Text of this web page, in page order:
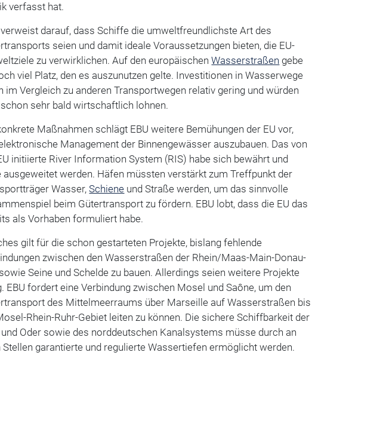
verfasst hat.
verweist darauf, dass Schiffe die umweltfreundlichste Art des
seien und damit ideale Voraussetzungen bieten, die EU-
zu verwirklichen. Auf den europäischenWasserstraßen gebe
viel Platz, den es auszunutzen gelte. Investitionen in Wasserwege
im Vergleich zu anderen Transportwegen relativ gering und würden
sehr bald wirtschaftlich lohnen.
Maßnahmen schlägt EBU weitere Bemühungen der EU vor,
Management der Binnengewässer auszubauen. Das von
initiierte River Information System (RIS) habe sich bewährt und
ausgeweitet werden. Häfen müssten verstärkt zum Treffpunkt der
Wasser,Schiene und Straße werden, um das sinnvolle
beim Gütertransport zu fördern. EBU lobt, dass die EU das
als Vorhaben formuliert habe.
gilt für die schon gestarteten Projekte, bislang fehlende
zwischen den Wasserstraßen der Rhein/Maas-Main-Donau-
Seine und Schelde zu bauen. Allerdings seien weitere Projekte
EBU fordert eine Verbindung zwischen Mosel und Saône, um den
des Mittelmeerraums über Marseille auf Wasserstraßen bis
Rhein-Ruhr-Gebiet leiten zu können. Die sichere Schiffbarkeit der
und Oder sowie des norddeutschen Kanalsystems müsse durch an
Stellen garantierte und regulierte Wassertiefen ermöglicht werden.